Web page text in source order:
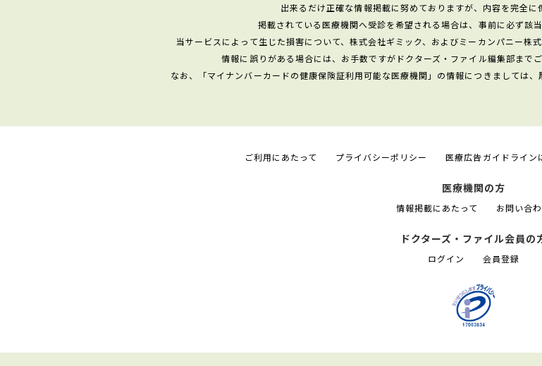
出来るだけ正確な情報掲載に努めておりますが、内容を完全に
掲載されている医療機関へ受診を希望される場合は、事前に必ず該
当サービスによって生じた損害について、株式会社ギミック、およびミーカンパニー株
情報に誤りがある場合には、お手数ですがドクターズ・ファイル編集部まで
なお、「マイナンバーカードの健康保険証利用可能な医療機関」の情報につきましては
ご利用にあたって プライバシーポリシー 医療広告ガイドライン
医療機関の方
情報掲載にあたって お問い合
ドクターズ・ファイル会員の
ログイン 会員登録